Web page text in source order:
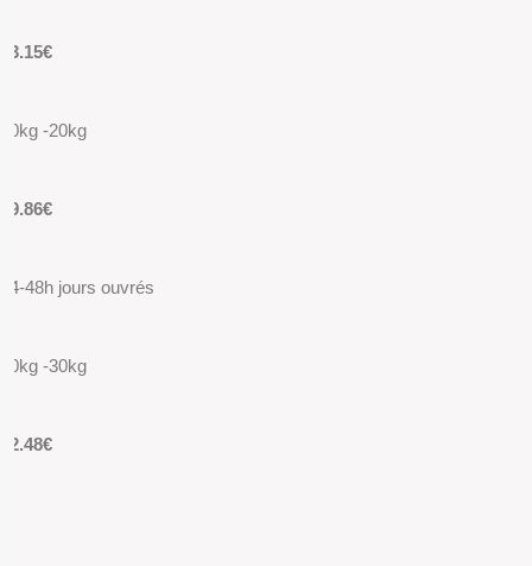
13.15€
10kg -20kg
19.86€
24-48h jours ouvrés
20kg -30kg
22.48€